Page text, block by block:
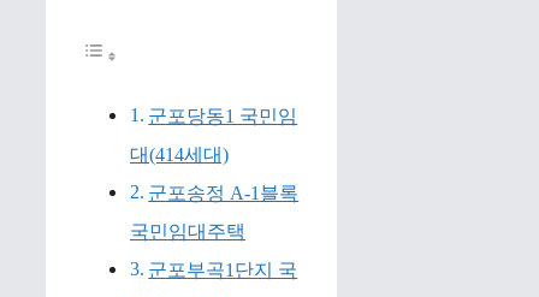
군포당동1 국민임
대(414세대)
군포송정 A-1블록
국민임대주택
군포부곡1단지 국